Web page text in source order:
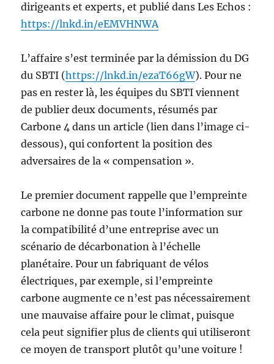
dirigeants et experts, et publié dans Les Echos :
https://lnkd.in/eEMVHNWA
L’affaire s’est terminée par la démission du DG
du SBTI (https://lnkd.in/ezaT66gW). Pour ne
pas en rester là, les équipes du SBTI viennent
de publier deux documents, résumés par
Carbone 4 dans un article (lien dans l’image ci-
dessous), qui confortent la position des
adversaires de la « compensation ».
Le premier document rappelle que l’empreinte
carbone ne donne pas toute l’information sur
la compatibilité d’une entreprise avec un
scénario de décarbonation à l’échelle
planétaire. Pour un fabriquant de vélos
électriques, par exemple, si l’empreinte
carbone augmente ce n’est pas nécessairement
une mauvaise affaire pour le climat, puisque
cela peut signifier plus de clients qui utiliseront
ce moyen de transport plutôt qu’une voiture !